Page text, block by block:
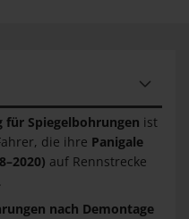
für Spiegelbohrungen ist
die ihre Panigale
auf Rennstrecke
nach Demontage